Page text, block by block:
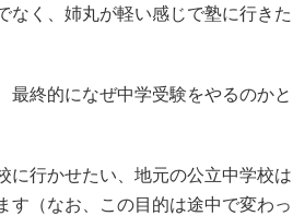
なく、姉丸が軽い感じで塾に行きた
最終的になぜ中学受験をやるのかと
に行かせたい、地元の公立中学校は
す（なお、この目的は途中で変わっ